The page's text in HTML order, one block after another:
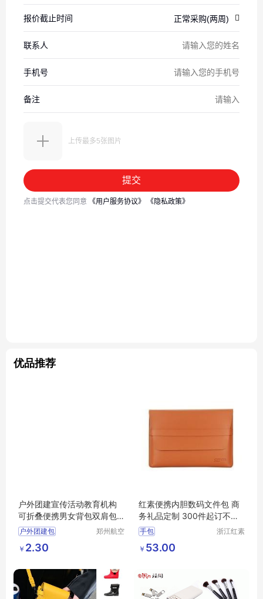
优品推荐
户外团建宣传活动教育机构
可折叠便携男女背包双肩包
定制印logo
户外团建包
宣传活动教育
机构可折叠便携包
双肩包定制印logo
郑州航空
￥ 2.30
红素便携内胆数码文件包 商
务礼品定制 300件起订不单
独零售
手包
浙江红素
￥ 53.00